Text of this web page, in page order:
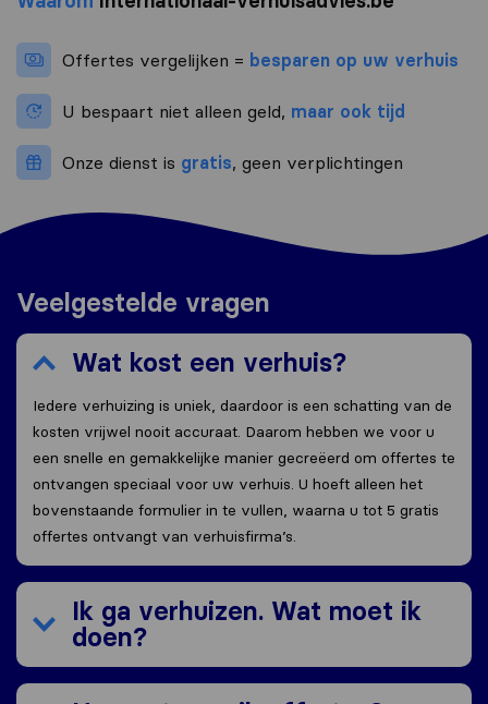
Offertes vergelijken = besparen op uw verhuis
U bespaart niet alleen geld, maar ook tijd
Onze dienst is gratis, geen verplichtingen
Veelgestelde vragen
Wat kost een verhuis?
Iedere verhuizing is uniek, daardoor is een schatting van de
kosten vrijwel nooit accuraat. Daarom hebben we voor u
een snelle en gemakkelijke manier gecreëerd om offertes te
ontvangen speciaal voor uw verhuis. U hoeft alleen het
bovenstaande formulier in te vullen, waarna u tot 5 gratis
offertes ontvangt van verhuisfirma’s.
Ik ga verhuizen. Wat moet ik
doen?